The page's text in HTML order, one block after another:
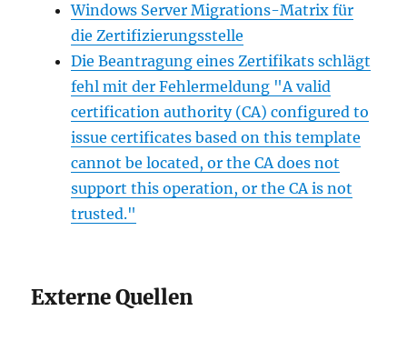
Windows Server Migrations-Matrix für
die Zertifizierungsstelle
Die Beantragung eines Zertifikats schlägt
fehl mit der Fehlermeldung "A valid
certification authority (CA) configured to
issue certificates based on this template
cannot be located, or the CA does not
support this operation, or the CA is not
trusted."
Externe Quellen